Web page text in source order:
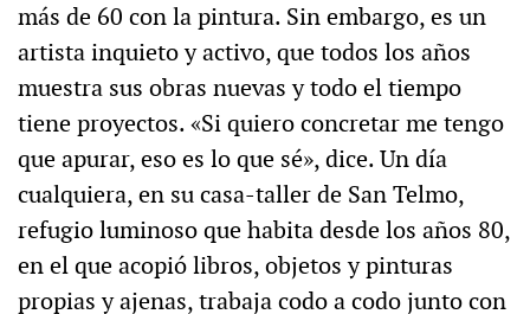
más de 60 con la pintura. Sin embargo, es un
artista inquieto y activo, que todos los años
muestra sus obras nuevas y todo el tiempo
tiene proyectos. «Si quiero concretar me tengo
que apurar, eso es lo que sé», dice. Un día
cualquiera, en su casa-taller de San Telmo,
refugio luminoso que habita desde los años 80,
en el que acopió libros, objetos y pinturas
propias y ajenas, trabaja codo a codo junto con